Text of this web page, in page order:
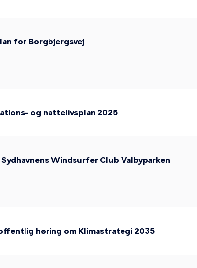
for Borgbjergsvej
og nattelivsplan 2025
Windsurfer Club Valbyparken
høring om Klimastrategi 2035